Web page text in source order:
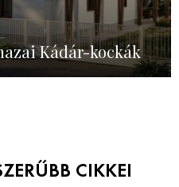
Kádár-kockák
CIKKEI